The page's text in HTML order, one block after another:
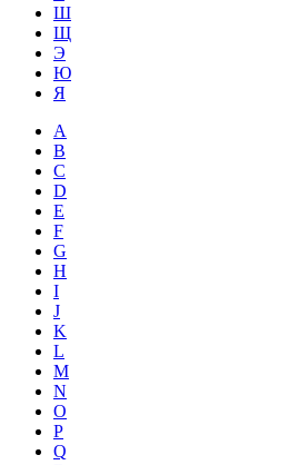
Ш
Щ
Э
Ю
Я
A
B
C
D
E
F
G
H
I
J
K
L
M
N
O
P
Q